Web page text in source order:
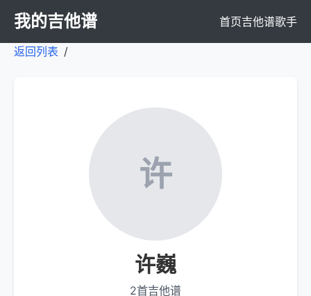
我的吉他谱 首页吉他谱歌手
返回列表 /
许
许巍
2首吉他谱